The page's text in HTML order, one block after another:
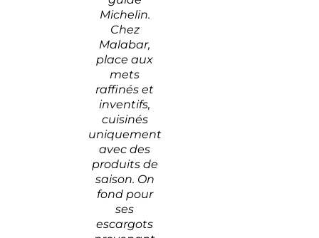
Michelin.
Chez
Malabar,
place aux
mets
raffinés et
inventifs,
cuisinés
uniquement
avec des
produits de
saison. On
fond pour
ses
escargots